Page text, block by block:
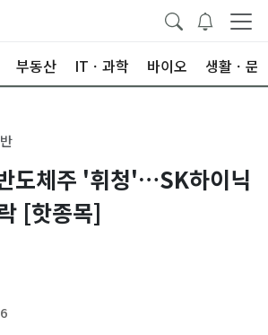
부동산 ITㆍ과학 바이오 생활ㆍ문
도체주 '휘청'…SK하이닉
[핫종목]